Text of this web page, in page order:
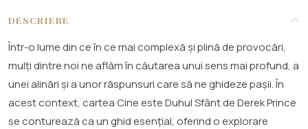
DESCRIERE
Într-o lume din ce în ce mai complexă și plină de provocări,
mulți dintre noi ne aflăm în căutarea unui sens mai profund, a
unei alinări și a unor răspunsuri care să ne ghideze pașii. În
acest context, cartea Cine este Duhul Sfânt de Derek Prince
se conturează ca un ghid esențial, oferind o explorare